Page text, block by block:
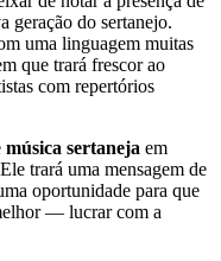
geração do sertanejo.
uma linguagem muitas
que trará frescor ao
com repertórios
música sertaneja em
trará uma mensagem de
oportunidade para que
— lucrar com a